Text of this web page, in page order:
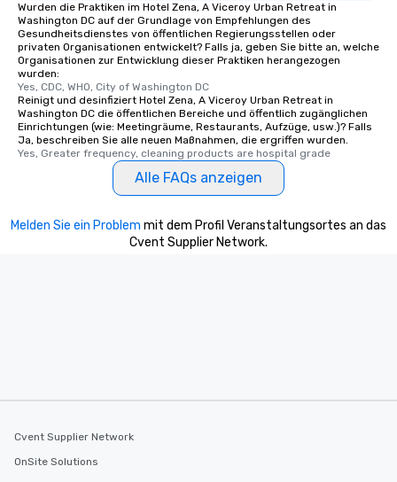
Wurden die Praktiken im Hotel Zena, A Viceroy Urban Retreat in
Washington DC auf der Grundlage von Empfehlungen des
Gesundheitsdienstes von öffentlichen Regierungsstellen oder
privaten Organisationen entwickelt? Falls ja, geben Sie bitte an, welche
Organisationen zur Entwicklung dieser Praktiken herangezogen
wurden:
Yes, CDC, WHO, City of Washington DC
Reinigt und desinfiziert Hotel Zena, A Viceroy Urban Retreat in
Washington DC die öffentlichen Bereiche und öffentlich zugänglichen
Einrichtungen (wie: Meetingräume, Restaurants, Aufzüge, usw.)? Falls
Ja, beschreiben Sie alle neuen Maßnahmen, die ergriffen wurden.
Yes, Greater frequency, cleaning products are hospital grade
Alle FAQs anzeigen
Melden Sie ein Problem mit dem Profil Veranstaltungsortes an das
Cvent Supplier Network.
Cvent Supplier Network
OnSite Solutions